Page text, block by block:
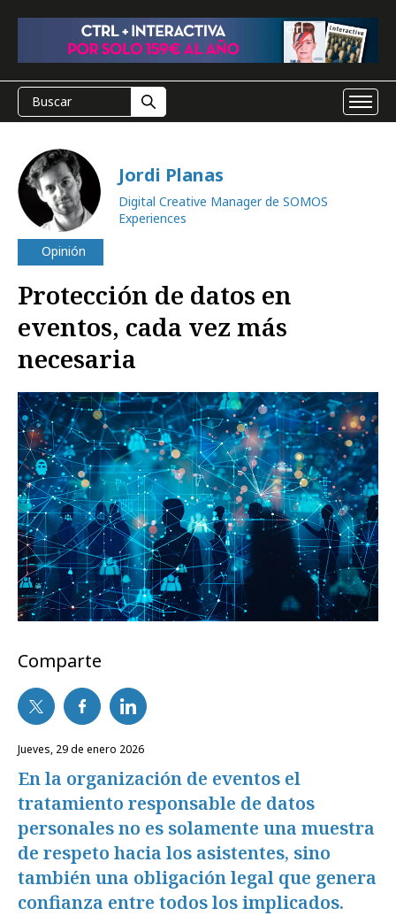
Jordi Planas
Digital Creative Manager de SOMOS
Experiences
Opinión
Protección de datos en
eventos, cada vez más
necesaria
Comparte
jueves, 29 de enero 2026
En la organización de eventos el
tratamiento responsable de datos
personales no es solamente una muestra
de respeto hacia los asistentes, sino
también una obligación legal que genera
confianza entre todos los implicados.